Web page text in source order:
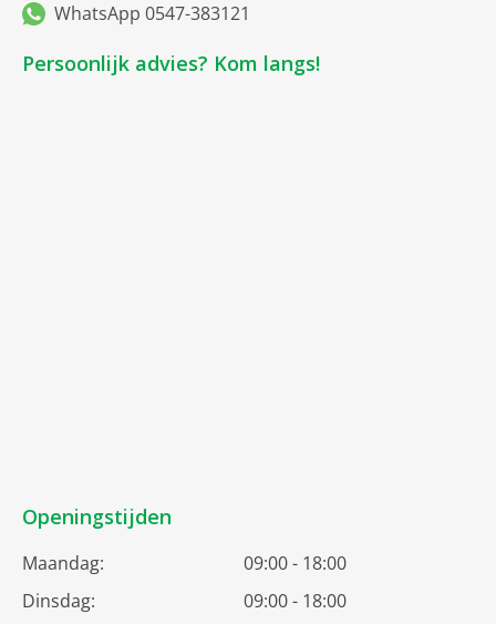
WhatsApp 0547-383121
Persoonlijk advies? Kom langs!
Openingstijden
Maandag:
09:00 - 18:00
Dinsdag:
09:00 - 18:00